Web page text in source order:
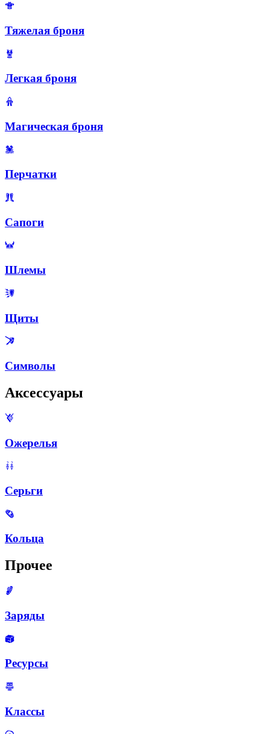
Тяжелая броня
Легкая броня
Магическая броня
Перчатки
Сапоги
Шлемы
Щиты
Символы
Аксессуары
Ожерелья
Серьги
Кольца
Прочее
Заряды
Ресурсы
Классы